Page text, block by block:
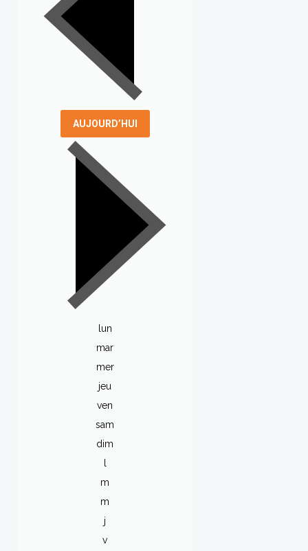
AUJOURD’HUI
lun
mar
mer
jeu
ven
sam
dim
m
m
j
v